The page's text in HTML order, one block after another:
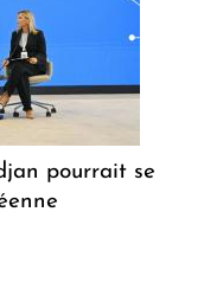
pourrait se